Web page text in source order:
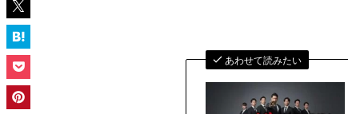
あわせて読みたい